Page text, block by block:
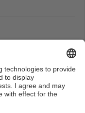
on this work is
Attribution-